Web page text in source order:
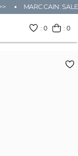
MARC CAIN:
:0 : 0